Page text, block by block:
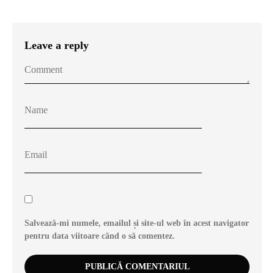
Leave a reply
Salvează-mi numele, emailul și site-ul web în acest navigator
pentru data viitoare când o să comentez.